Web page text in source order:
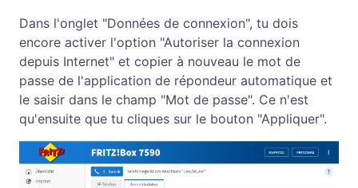
Dans l'onglet "Données de connexion", tu dois
encore activer l'option "Autoriser la connexion
depuis Internet" et copier à nouveau le mot de
passe de l'application de répondeur automatique et
le saisir dans le champ "Mot de passe". Ce n'est
qu'ensuite que tu cliques sur le bouton "Appliquer".